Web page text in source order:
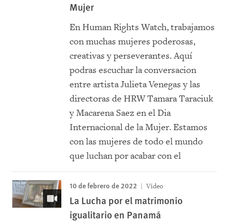
Mujer
En Human Rights Watch, trabajamos
con muchas mujeres poderosas,
creativas y perseverantes. Aquí
podras escuchar la conversacion
entre artista Julieta Venegas y las
directoras de HRW Tamara Taraciuk
y Macarena Saez en el Dia
Internacional de la Mujer. Estamos
con las mujeres de todo el mundo
que luchan por acabar con el
10 de febrero de 2022 Video
La Lucha por el matrimonio
igualitario en Panamá